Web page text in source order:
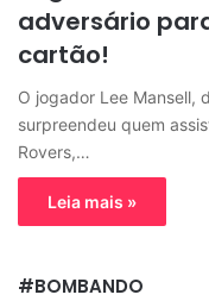
adversário
cartão!
O jogador Lee Mansell,
surpreendeu quem
Rovers,…
Leia mais »
#BOMBANDO